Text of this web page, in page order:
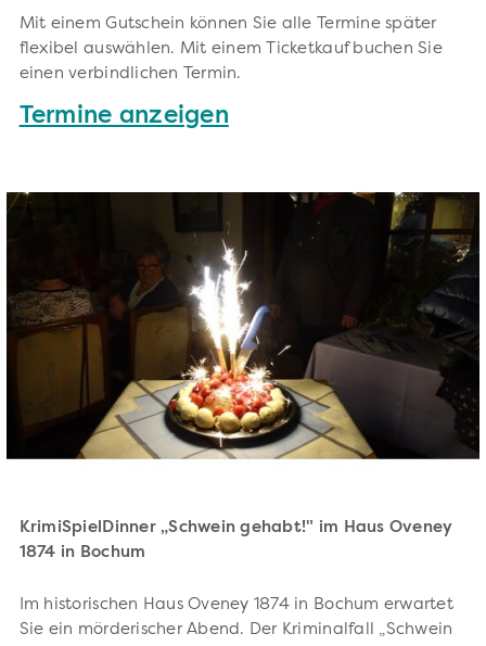
Mit einem Gutschein können Sie alle Termine später
flexibel auswählen. Mit einem Ticketkauf buchen Sie
einen verbindlichen Termin.
Termine anzeigen
KrimiSpielDinner „Schwein gehabt!" im Haus Oveney
1874 in Bochum
Im historischen Haus Oveney 1874 in Bochum erwartet
Sie ein mörderischer Abend. Der Kriminalfall „Schwein